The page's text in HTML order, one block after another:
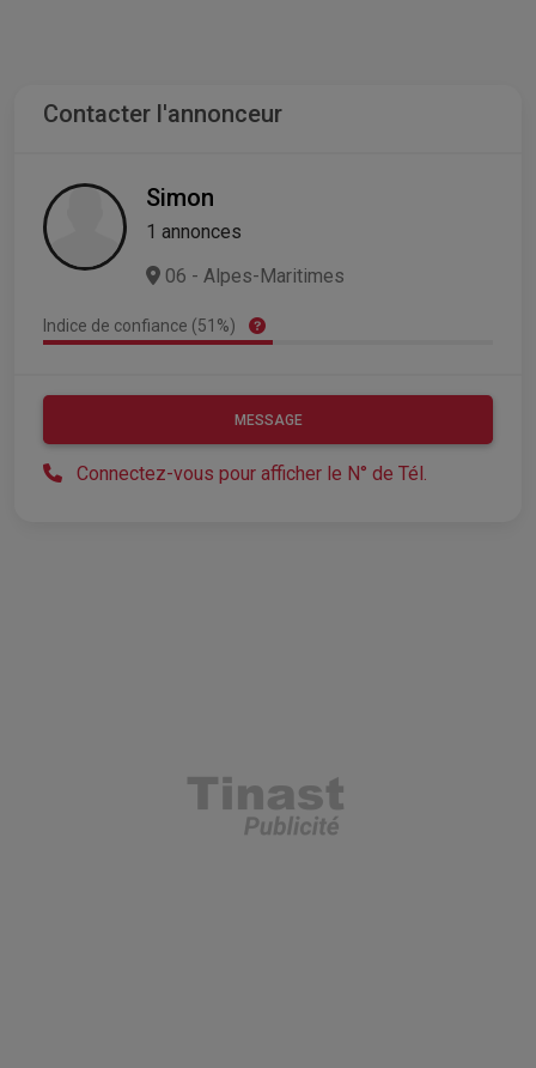
Contacter l'annonceur
Simon
1 annonces
06 - Alpes-Maritimes
Indice de confiance (51%)
MESSAGE
Connectez-vous pour afficher le N° de Tél.